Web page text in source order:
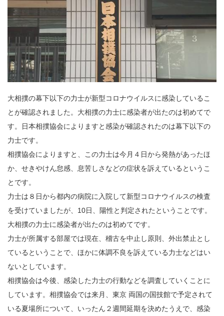
大相撲の幕下以下の力士が新型コロナウイルスに感染しているこ
とが確認されました。大相撲の力士に感染者が出たのは初めてで
す。日本相撲協会によりますと感染が確認されたのは幕下以下の
力士です。
相撲協会によりますと、この力士は今月４日から発熱があったほ
か、せきやけん怠感、息苦しさなどの症状を訴えているというこ
とです。
力士は８日から都内の病院に入院して新型コロナウイルスの検査
を受けていましたが、10日、陽性と判定されたということです。
大相撲の力士に感染者が出たのは初めてです。
力士が所属する部屋では現在、稽古を中止し原則、外出禁止とし
ているということで、ほかに体調不良を訴えている力士などはい
ないとしています。
相撲協会は今後、感染した力士の行動などを調査していくことに
しています。相撲協会では来月、東京 両国の国技館で予定されて
いる夏場所について、いったん２週間延期を決めたうえで、感染